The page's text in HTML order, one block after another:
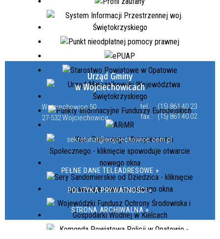
Urząd Gminy
w Wojciechowicach
Wojciechowice 50
27-532 Wojciechowice
tel.:
(15) 861 40 23
fax.:
(15) 861 40 02
sekretariat@wojciechowice.com.pl
PEŁNE DANE TELEADRESOWE »
POLITYKA PRYWATNOŚCI »
STRONA ARCHIWALNA »